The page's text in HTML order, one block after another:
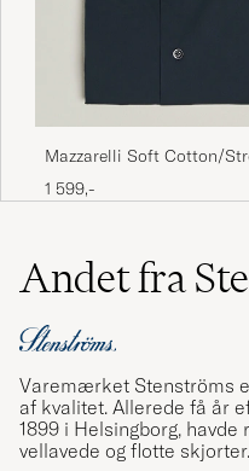
Mazzarelli Soft Cotton/
Cut Away Shirt Navy
1 599,-
Andet fra
Varemærket Stenströms
af kvalitet. Allerede få år
1899 i Helsingborg,
vellavede og flotte skjorter.